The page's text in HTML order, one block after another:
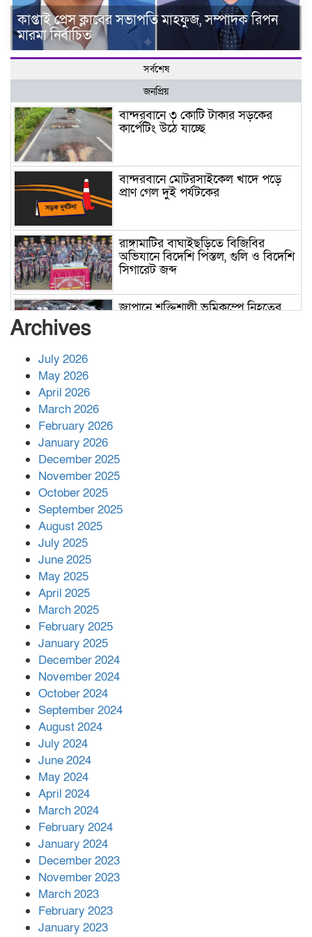
কাপ্তাই প্রেস ক্লাবের সভাপতি মাহফুজ, সম্পাদক রিপন
মারমা নির্বাচিত
সর্বশেষ
জনপ্রিয়
বান্দরবানে ৩ কোটি টাকার সড়কের
কার্পেটিং উঠে যাচ্ছে
বান্দরবানে মোটরসাইকেল খাদে পড়ে
প্রাণ গেল দুই পর্যটকের
রাঙ্গামাটির বাঘাইছড়িতে বিজিবির
অভিযানে বিদেশি পিস্তল, গুলি ও বিদেশি
সিগারেট জব্দ
জাপানে শক্তিশালী ভূমিকম্পে নিহতের
পর ফোন তারেক রহমানের,গ্যাস সঙ্কট
সহায়তা দিলেন সাচিং প্রু জেরী
Archives
July 2026
May 2026
April 2026
March 2026
February 2026
January 2026
December 2025
November 2025
October 2025
September 2025
August 2025
July 2025
June 2025
May 2025
April 2025
March 2025
February 2025
January 2025
December 2024
November 2024
October 2024
September 2024
August 2024
July 2024
June 2024
May 2024
April 2024
March 2024
February 2024
January 2024
December 2023
November 2023
March 2023
February 2023
January 2023